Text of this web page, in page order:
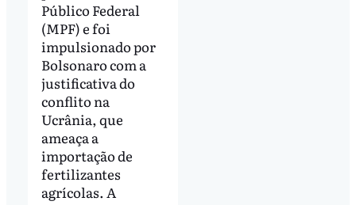
Público Federal
(MPF) e foi
impulsionado por
Bolsonaro com a
justificativa do
conflito na
Ucrânia, que
ameaça a
importação de
fertilizantes
agrícolas. A